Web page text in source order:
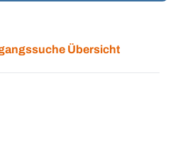
Übersicht